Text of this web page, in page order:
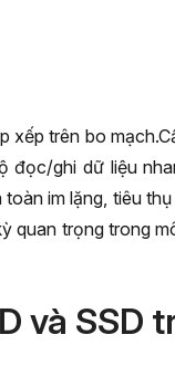
trên bo
ghi dữ liệu
im lặng, tiêu
trọng trong
và SSD